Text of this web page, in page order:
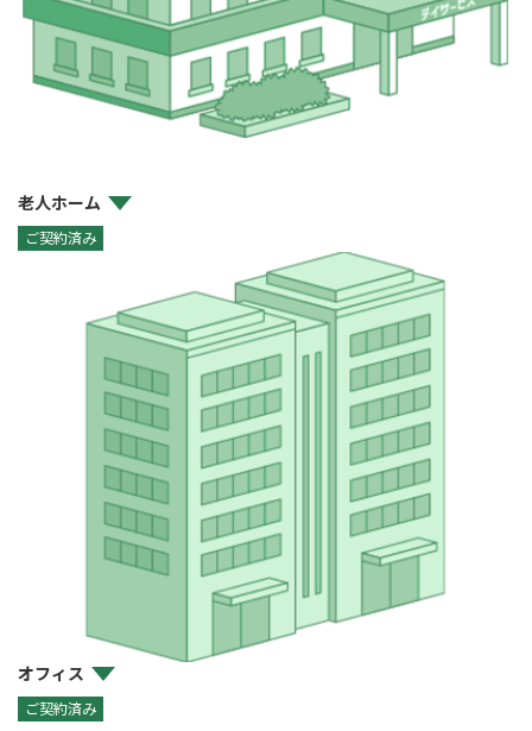
老人ホーム
ご契約済み
オフィス
ご契約済み